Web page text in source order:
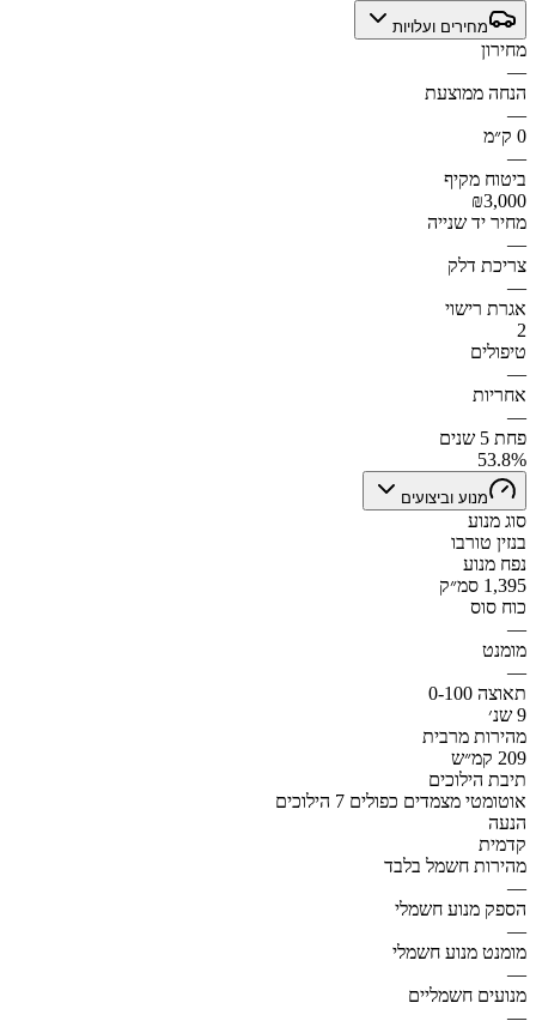
מחירים ועלויות
מחירון
—
הנחה ממוצעת
—
0 ק״מ
—
ביטוח מקיף
₪3,000
מחיר יד שנייה
—
צריכת דלק
—
אגרת רישוי
2
טיפולים
—
אחריות
—
פחת 5 שנים
53.8%
מנוע וביצועים
סוג מנוע
בנזין טורבו
נפח מנוע
1,395 סמ״ק
כוח סוס
—
מומנט
—
תאוצה 0-100
9 שנ׳
מהירות מרבית
209 קמ״ש
תיבת הילוכים
אוטומטי מצמדים כפולים 7 הילוכים
הנעה
קדמית
מהירות חשמל בלבד
—
הספק מנוע חשמלי
—
מומנט מנוע חשמלי
—
מנועים חשמליים
—